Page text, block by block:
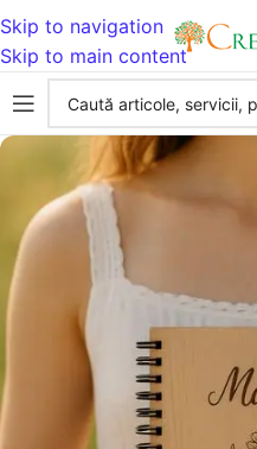
Skip to navigation
Skip to main content